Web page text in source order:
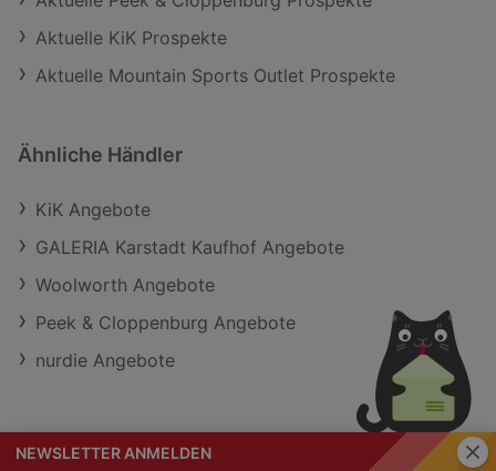
NEWSLETTER ANMELDEN
Aktuelle KiK Prospekte
Aktuelle Mountain Sports Outlet Prospekte
Ähnliche Händler
KiK Angebote
GALERIA Karstadt Kaufhof Angebote
Woolworth Angebote
Peek & Cloppenburg Angebote
nurdie Angebote